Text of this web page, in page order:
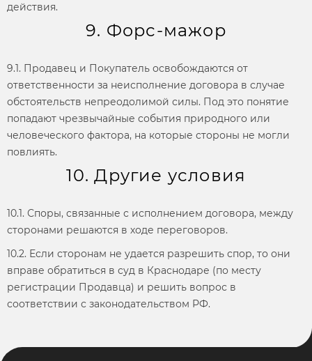
действия.
9. Форс-мажор
9.1. Продавец и Покупатель освобождаются от
ответственности за неисполнение договора в случае
обстоятельств непреодолимой силы. Под это понятие
попадают чрезвычайные события природного или
человеческого фактора, на которые стороны не могли
повлиять.
10. Другие условия
10.1. Споры, связанные с исполнением договора, между
сторонами решаются в ходе переговоров.
10.2. Если сторонам не удается разрешить спор, то они
вправе обратиться в суд в Краснодаре (по месту
регистрации Продавца) и решить вопрос в
соответствии с законодательством РФ.